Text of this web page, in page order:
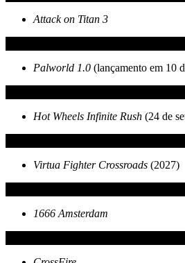
Attack on Titan 3
Palworld 1.0 (lançamento em 10
Hot Wheels Infinite Rush (24 de
Virtua Fighter Crossroads (2027)
1666 Amsterdam